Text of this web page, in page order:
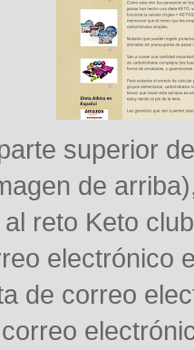
superior
de
reto Keto
electrónico
de correo